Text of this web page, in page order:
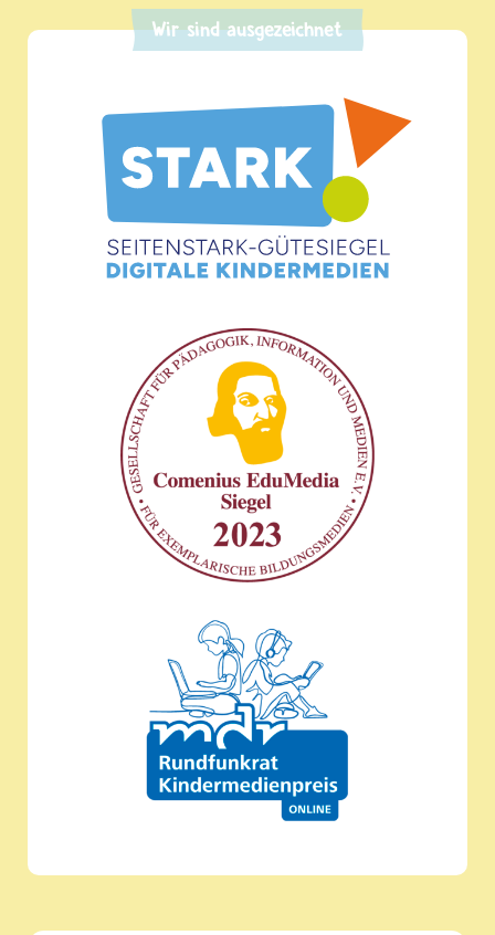
Wir sind ausgezeichnet